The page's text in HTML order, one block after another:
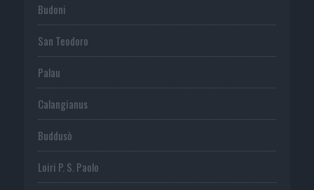
Budoni
San Teodoro
Palau
Calangianus
Buddusò
Loiri P. S. Paolo